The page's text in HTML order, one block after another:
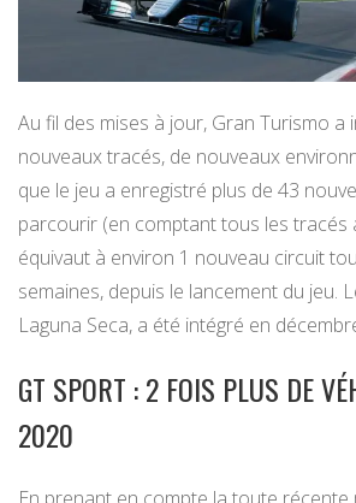
Au fil des mises à jour, Gran Turismo a
nouveaux tracés, de nouveaux
que le jeu a enregistré plus de 43
parcourir (en comptant tous les tracés
équivaut à environ 1 nouveau circuit
semaines, depuis le lancement du jeu.
Laguna Seca, a été intégré en
GT SPORT : 2 FOIS PLUS DE
2020